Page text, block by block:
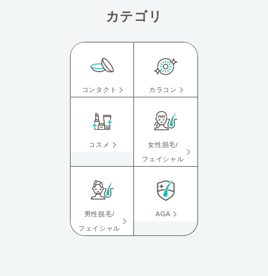
カテゴリ
コンタクト カラコン
コスメ
女性脱毛/
フェイシャル
男性脱毛/
フェイシャル
AGA